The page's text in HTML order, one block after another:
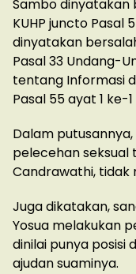
Sambo dinyatakan
KUHP juncto Pasal
dinyatakan
Pasal 33 Undang-
tentang Informasi
Pasal 55 ayat 1 ke-1
Dalam
pelecehan seksual
Candrawathi, tidak
Juga dikatakan,
Yosua melakukan
dinilai punya posisi
ajudan suaminya.